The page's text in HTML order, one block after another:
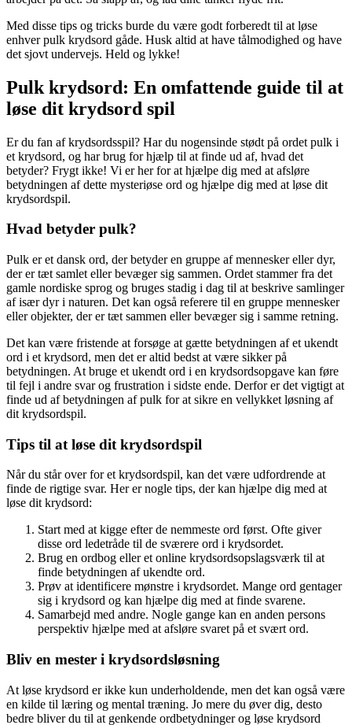
Med disse tips og tricks burde du være godt forberedt til at løse
enhver pulk krydsord gåde. Husk altid at have tålmodighed og have
det sjovt undervejs. Held og lykke!
Pulk krydsord: En omfattende guide til at
løse dit krydsord spil
Er du fan af krydsordsspil? Har du nogensinde stødt på ordet pulk i
et krydsord, og har brug for hjælp til at finde ud af, hvad det
betyder? Frygt ikke! Vi er her for at hjælpe dig med at afsløre
betydningen af dette mysteriøse ord og hjælpe dig med at løse dit
krydsordspil.
Hvad betyder pulk?
Pulk er et dansk ord, der betyder en gruppe af mennesker eller dyr,
der er tæt samlet eller bevæger sig sammen. Ordet stammer fra det
gamle nordiske sprog og bruges stadig i dag til at beskrive samlinger
af især dyr i naturen. Det kan også referere til en gruppe mennesker
eller objekter, der er tæt sammen eller bevæger sig i samme retning.
Det kan være fristende at forsøge at gætte betydningen af et ukendt
ord i et krydsord, men det er altid bedst at være sikker på
betydningen. At bruge et ukendt ord i en krydsordsopgave kan føre
til fejl i andre svar og frustration i sidste ende. Derfor er det vigtigt at
finde ud af betydningen af pulk for at sikre en vellykket løsning af
dit krydsordspil.
Tips til at løse dit krydsordspil
Når du står over for et krydsordspil, kan det være udfordrende at
finde de rigtige svar. Her er nogle tips, der kan hjælpe dig med at
løse dit krydsord:
Start med at kigge efter de nemmeste ord først. Ofte giver
disse ord ledetråde til de sværere ord i krydsordet.
Brug en ordbog eller et online krydsordsopslagsværk til at
finde betydningen af ukendte ord.
Prøv at identificere mønstre i krydsordet. Mange ord gentager
sig i krydsord og kan hjælpe dig med at finde svarene.
Samarbejd med andre. Nogle gange kan en anden persons
perspektiv hjælpe med at afsløre svaret på et svært ord.
Bliv en mester i krydsordsløsning
At løse krydsord er ikke kun underholdende, men det kan også være
en kilde til læring og mental træning. Jo mere du øver dig, desto
bedre bliver du til at genkende ordbetydninger og løse krydsord